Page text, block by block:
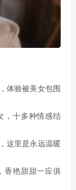
体验被美女包围
，十多种情感结
这里是永远温暖
香艳甜甜一应俱